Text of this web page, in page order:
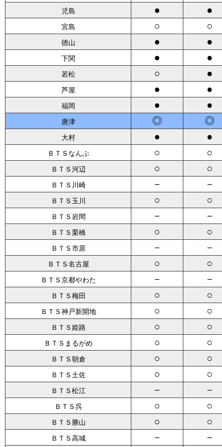
児島 ● ●
宮島 ○ ○
徳山 ● ●
下関 ● ●
若松 ○ ●
芦屋 ● ●
福岡 ● ●
唐津 ◎ ◎
大村 ● ●
ＢＴＳなんぶ ○ ○
ＢＴＳ河辺 ○ ○
ＢＴＳ川崎 － －
ＢＴＳ玉川 ○ ○
ＢＴＳ岩間 － －
ＢＴＳ栗橋 ○ ○
ＢＴＳ市原 － －
ＢＴＳ名古屋 ○ ○
ＢＴＳ京都やわた － －
ＢＴＳ梅田 ○ ○
ＢＴＳ神戸新開地 ○ ○
ＢＴＳ姫路 ○ ○
ＢＴＳまるがめ ○ ○
ＢＴＳ朝倉 ○ ○
ＢＴＳ土佐 ○ ○
ＢＴＳ松江 － －
ＢＴＳ呉 ○ ○
ＢＴＳ勝山 ○ ○
ＢＴＳ高城 － －